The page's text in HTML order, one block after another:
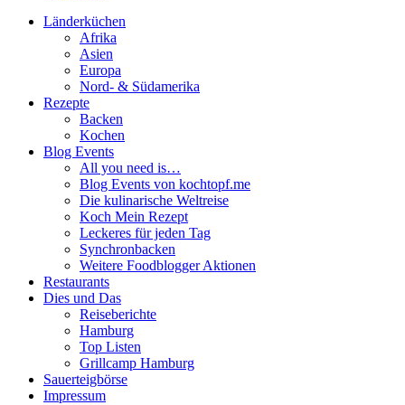
Länderküchen
Afrika
Asien
Europa
Nord- & Südamerika
Rezepte
Backen
Kochen
Blog Events
All you need is…
Blog Events von kochtopf.me
Die kulinarische Weltreise
Koch Mein Rezept
Leckeres für jeden Tag
Synchronbacken
Weitere Foodblogger Aktionen
Restaurants
Dies und Das
Reiseberichte
Hamburg
Top Listen
Grillcamp Hamburg
Sauerteigbörse
Impressum